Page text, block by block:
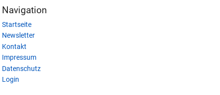
Navigation
Startseite
Newsletter
Kontakt
Impressum
Datenschutz
Login